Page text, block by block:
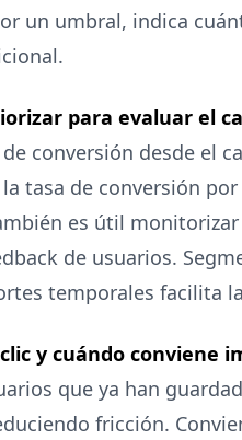
un umbral, indica
para evaluar el
conversión desde el
tasa de conversión
es útil
de usuarios.
temporales facilita
y cuándo conviene
que ya han
fricción.